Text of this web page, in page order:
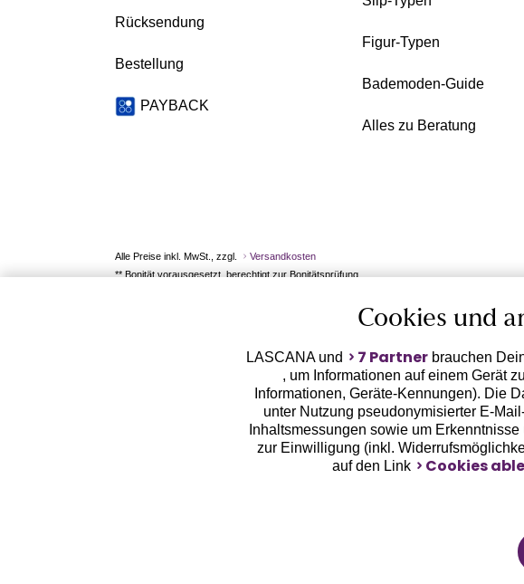
Rücksendung
Bestellung
PAYBACK
Figur-Typen
Bademoden-Guide
Alles zu Beratung
Alle Preise inkl. MwSt., zzgl.
Versandkosten
** Bonität vorausgesetzt, berechtigt zur Bonitätsprüfung
Cookies und
LASCANA und 7 Partner brauchen
, um Informationen auf einem Gerät
Informationen, Geräte-Kennungen). Die
unter Nutzung pseudonymisierter E-
Inhaltsmessungen sowie um
zur Einwilligung (inkl.
auf den Link
Cookies
LASCANA arbeitet mit Partnern
von uns übermittelten